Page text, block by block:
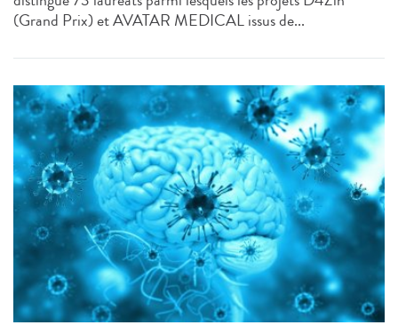
(Grand Prix) et AVATAR MEDICAL issus de...